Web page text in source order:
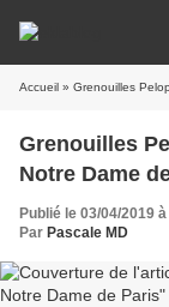
Accueil » Grenouilles
Grenouilles
Notre Dame
Publié le 03/04/2019
Par Pascale MD